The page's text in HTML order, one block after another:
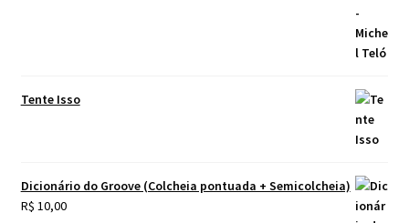
Tente Isso
Dicionário do Groove (Colcheia pontuada + Semicolcheia)
R$ 10,00